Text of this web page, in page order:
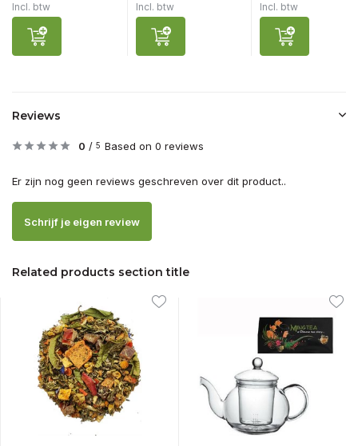
Incl. btw Incl. btw Incl. btw
Reviews
0 / 5 Based on 0 reviews
Er zijn nog geen reviews geschreven over dit product..
Schrijf je eigen review
Related products section title